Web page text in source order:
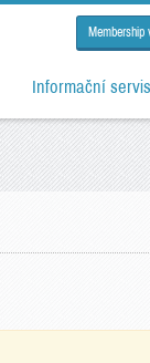
Membership
Informační servis